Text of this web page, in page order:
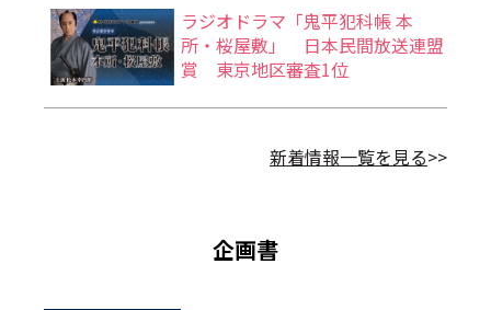
ラジオドラマ「鬼平犯科帳 本
所・桜屋敷」 日本民間放送連盟
賞 東京地区審査1位
新着情報一覧を見る>>
企画書